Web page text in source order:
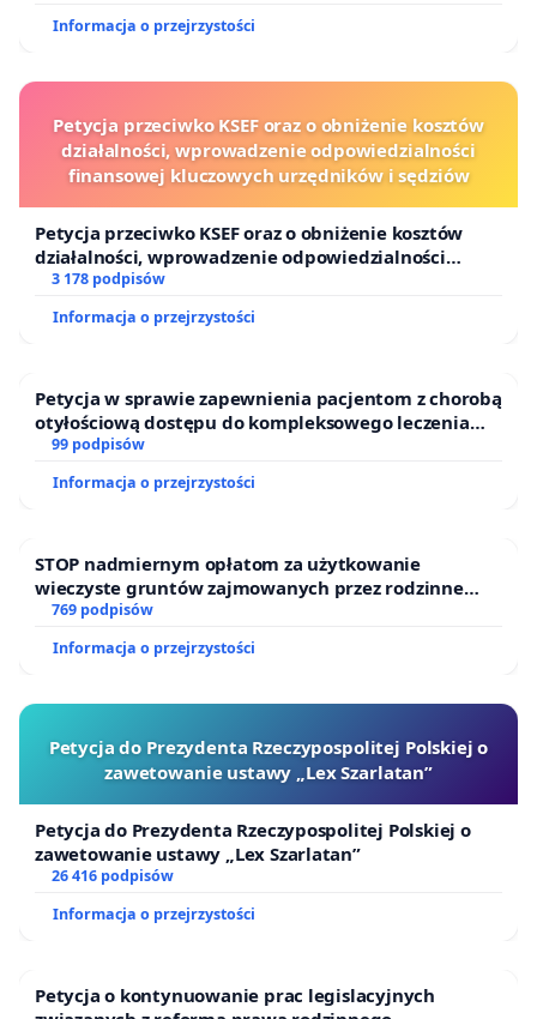
Informacja o przejrzystości
Petycja przeciwko KSEF oraz o obniżenie kosztów
działalności, wprowadzenie odpowiedzialności
finansowej kluczowych urzędników i sędziów
Petycja przeciwko KSEF oraz o obniżenie kosztów
działalności, wprowadzenie odpowiedzialności
finansowej kluczowych urzędników i sędziów
3 178 podpisów
Informacja o przejrzystości
Petycja w sprawie zapewnienia pacjentom z chorobą
otyłościową dostępu do kompleksowego leczenia
oraz programów profilaktycznych.
99 podpisów
Informacja o przejrzystości
STOP nadmiernym opłatom za użytkowanie
wieczyste gruntów zajmowanych przez rodzinne
ogrody działkowe.
769 podpisów
Informacja o przejrzystości
Petycja do Prezydenta Rzeczypospolitej Polskiej o
zawetowanie ustawy „Lex Szarlatan”
Petycja do Prezydenta Rzeczypospolitej Polskiej o
zawetowanie ustawy „Lex Szarlatan”
26 416 podpisów
Informacja o przejrzystości
Petycja o kontynuowanie prac legislacyjnych